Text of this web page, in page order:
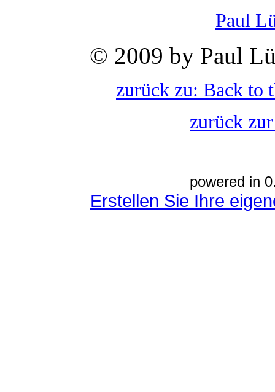
Paul
© 2009 by Paul
zurück zu: Back to
zurück
powered in
Erstellen Sie Ihre